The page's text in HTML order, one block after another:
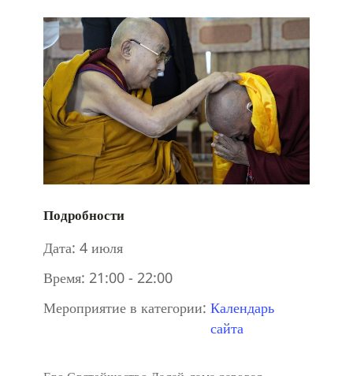
Подробности
Дата: 4 июля
Время: 21:00 - 22:00
Мероприятие в категории: Календарь
сайта